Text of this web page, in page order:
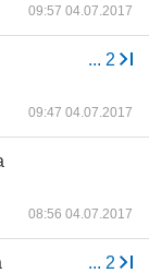
09:57 04.07.2017
... 2
09:47 04.07.2017
08:56 04.07.2017
... 2